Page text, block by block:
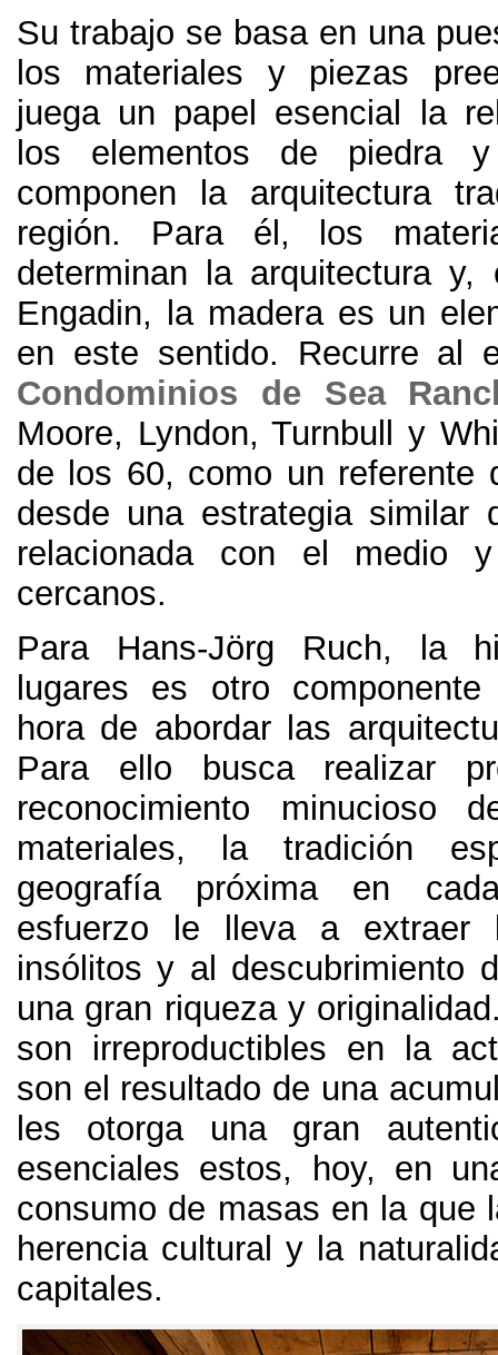
Su trabajo se basa en una
los materiales y piezas
juega un papel esencial la
los elementos de piedra
componen la arquitectura
región. Para él,
los
determinan la arquitectura y,
Engadin,
la madera es un
en este sentido. Recurre al
Condominios de Sea
Moore, Lyndon,Turnbull y
de los 60, como un referente
desde una estrategia similar
relacionada con el medio
cercanos.
Para Hans-Jörg Ruch,
la
lugares es otro
hora de abordar las
Para ello busca realizar
reconocimiento minucioso
materiales,
la tradición
geografía próxima en
esfuerzo le lleva a extraer
insólitos y al descubrimiento
una gran riqueza y originalidad
son irreproductibles en la
son el resultado de una
les otorga una gran
esenciales estos, hoy, en
consumo de masas en la que
herencia cultural y la
capitales.